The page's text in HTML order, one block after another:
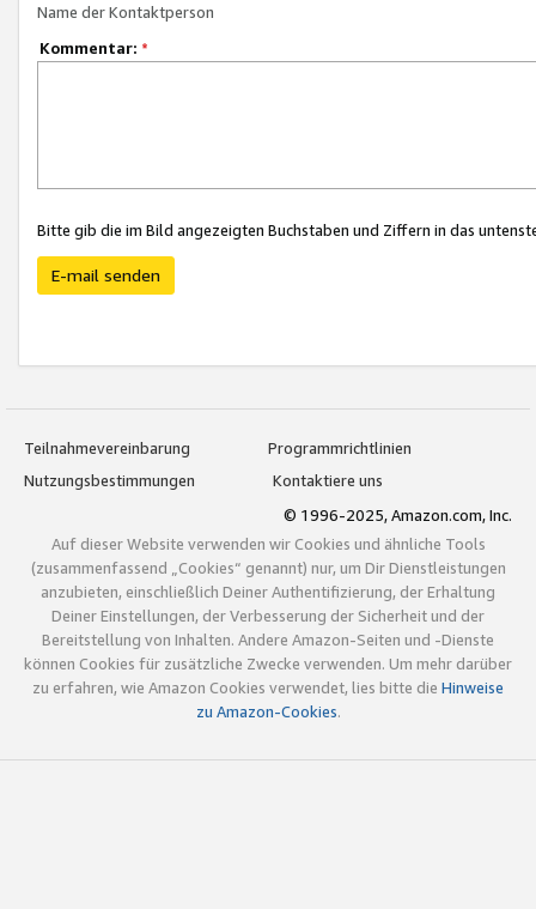
Name der Kontaktperson
Kommentar: *
Bitte gib die im Bild angezeigten Buchstaben und Ziffern in das
E-mail senden
Teilnahmevereinbarung
Programmrichtlinien
Nutzungsbestimmungen
Kontaktiere uns
© 1996-2025, Amazon.com, Inc.
Auf dieser Website verwenden wir Cookies und ähnliche Tools
(zusammenfassend „Cookies“ genannt) nur, um Dir Dienstleistungen
anzubieten, einschließlich Deiner Authentifizierung, der Erhaltung
Deiner Einstellungen, der Verbesserung der Sicherheit und der
Bereitstellung von Inhalten. Andere Amazon-Seiten und -Dienste
können Cookies für zusätzliche Zwecke verwenden. Um mehr darüber
zu erfahren, wie Amazon Cookies verwendet, lies bitte die Hinweise
zu Amazon-Cookies.